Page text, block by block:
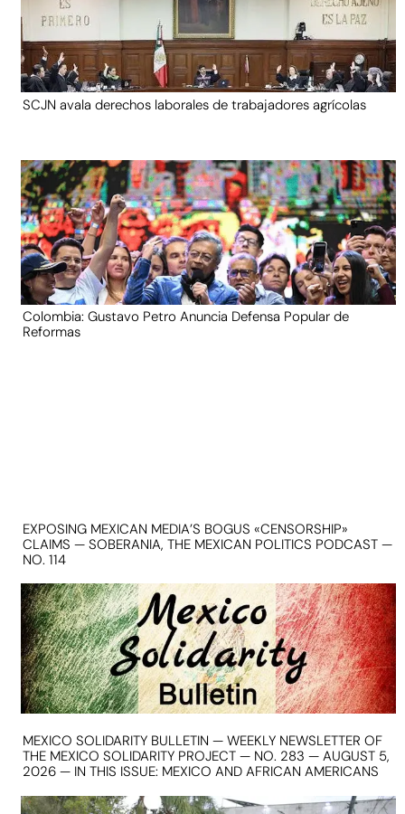
SCJN avala derechos laborales de trabajadores agrícolas
Colombia: Gustavo Petro Anuncia Defensa Popular de
Reformas
EXPOSING MEXICAN MEDIA’S BOGUS «CENSORSHIP»
CLAIMS — SOBERANIA, THE MEXICAN POLITICS PODCAST —
NO. 114
MEXICO SOLIDARITY BULLETIN — WEEKLY NEWSLETTER OF
THE MEXICO SOLIDARITY PROJECT — NO. 283 — AUGUST 5,
2026 — IN THIS ISSUE: MEXICO AND AFRICAN AMERICANS